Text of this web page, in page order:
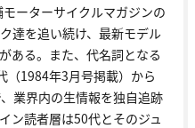
ーターサイクルマガジンの
達を追い続け、最新モデル
ある。また、代名詞となる
（1984年3月号掲載）から
業界内の生情報を独自追跡
ン読者層は50代とそのジュ